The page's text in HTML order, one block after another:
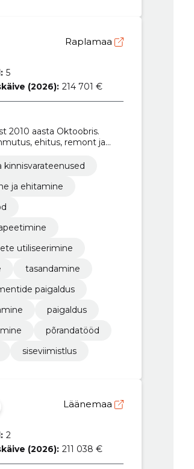
Raplamaa
5
(2026): 214 701 €
2010 aasta Oktoobris.
ehitus, remont ja
kinnisvarateenused
ja ehitamine
utiliseerimine
tasandamine
paigaldus
paigaldus
põrandatööd
siseviimistlus
Läänemaa
2
(2026): 211 038 €